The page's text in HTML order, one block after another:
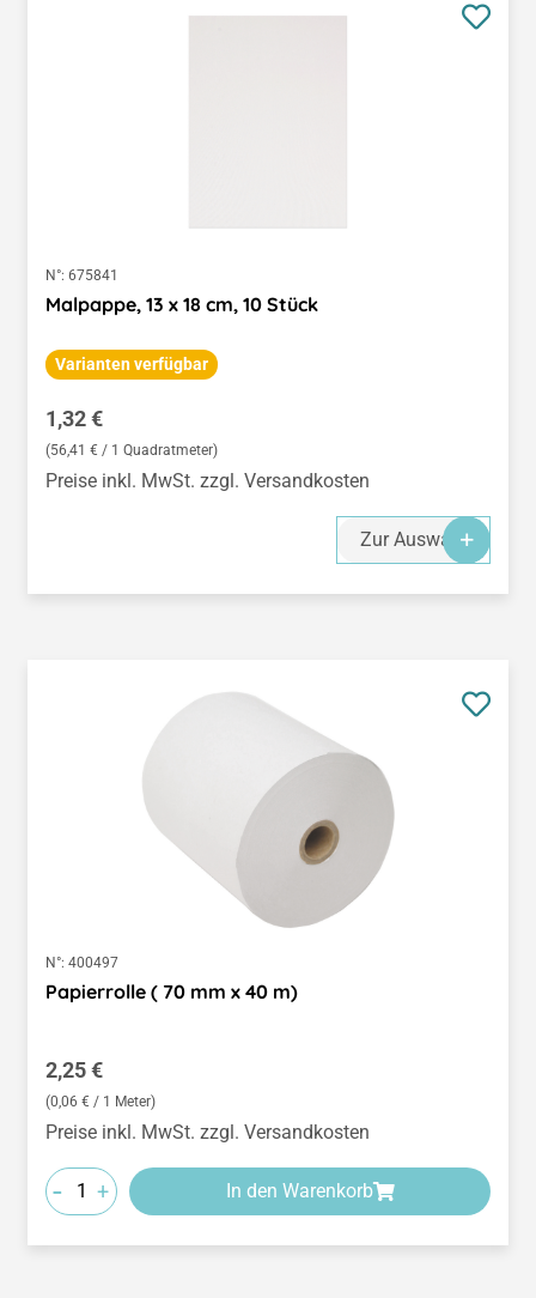
N°: 675841
Malpappe, 13 x 18 cm, 10 Stück
Varianten verfügbar
Regulärer Preis:
1,32 €
(56,41 € / 1 Quadratmeter)
Preise inkl. MwSt. zzgl. Versandkosten
Zur Auswahl
N°: 400497
Papierrolle ( 70 mm x 40 m)
Regulärer Preis:
2,25 €
(0,06 € / 1 Meter)
Preise inkl. MwSt. zzgl. Versandkosten
- + In den Warenkorb